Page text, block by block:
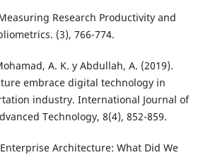
Research Productivity and
(3), 766-774.
A. K. y Abdullah, A. (2019).
embrace digital technology in
industry. International Journal of
Technology, 8(4), 852-859.
Architecture: What Did We